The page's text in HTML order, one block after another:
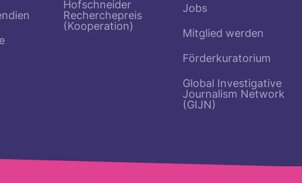
Hofschneider
Recherchepreis
(Kooperation)
Jobs
Mitglied werden
Förderkuratorium
Global Investigative
Journalism Network
(GIJN)